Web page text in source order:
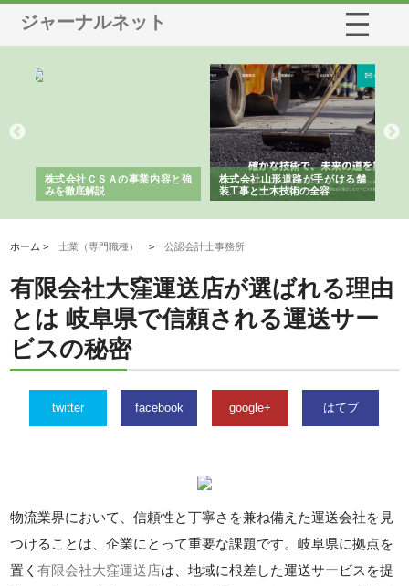
ジャーナルネット
株式会社ＣＳＡの事業内容と強
みを徹底解説
株式会社山形道路が手がける舗
装工事と土木技術の全容
ホーム >士業（専門職種） >公認会計士事務所
有限会社大窪運送店が選ばれる理由
とは 岐阜県で信頼される運送サー
ビスの秘密
twitter facebook google+ はてブ
物流業界において、信頼性と丁寧さを兼ね備えた運送会社を見
つけることは、企業にとって重要な課題です。岐阜県に拠点を
置く有限会社大窪運送店は、地域に根差した運送サービスを提